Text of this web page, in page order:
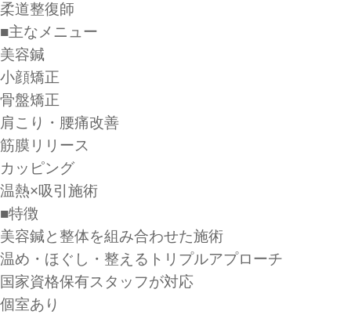
柔道整復師
■主なメニュー
美容鍼
小顔矯正
骨盤矯正
肩こり・腰痛改善
筋膜リリース
カッピング
温熱×吸引施術
■特徴
美容鍼と整体を組み合わせた施術
温め・ほぐし・整えるトリプルアプローチ
国家資格保有スタッフが対応
個室あり